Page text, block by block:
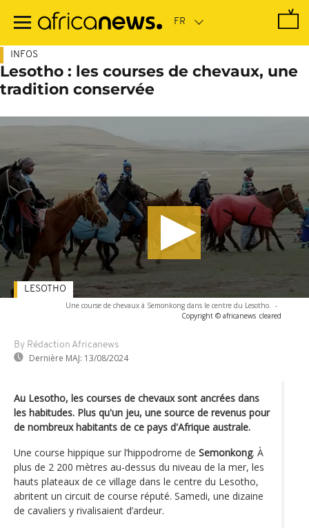
contenu
INFOS
Lesotho : les courses de chevaux, une
tradition conservée
Une course de chevaux à Semonkong dans le centre du Lesotho. -
Copyright © africanews cleared
By Rédaction Africanews
Dernière MAJ: 13/08/2024
LESOTHO
Au Lesotho, les courses de chevaux sont ancrées dans
les habitudes. Plus qu'un jeu, une source de revenus pour
de nombreux habitants de ce pays d'Afrique australe.
Une course hippique sur l’hippodrome de Semonkong. À
plus de 2 200 mètres au-dessus du niveau de la mer, les
hauts plateaux de ce village dans le centre du Lesotho,
abritent un circuit de course réputé. Samedi, une dizaine
de cavaliers y rivalisaient d’ardeur.